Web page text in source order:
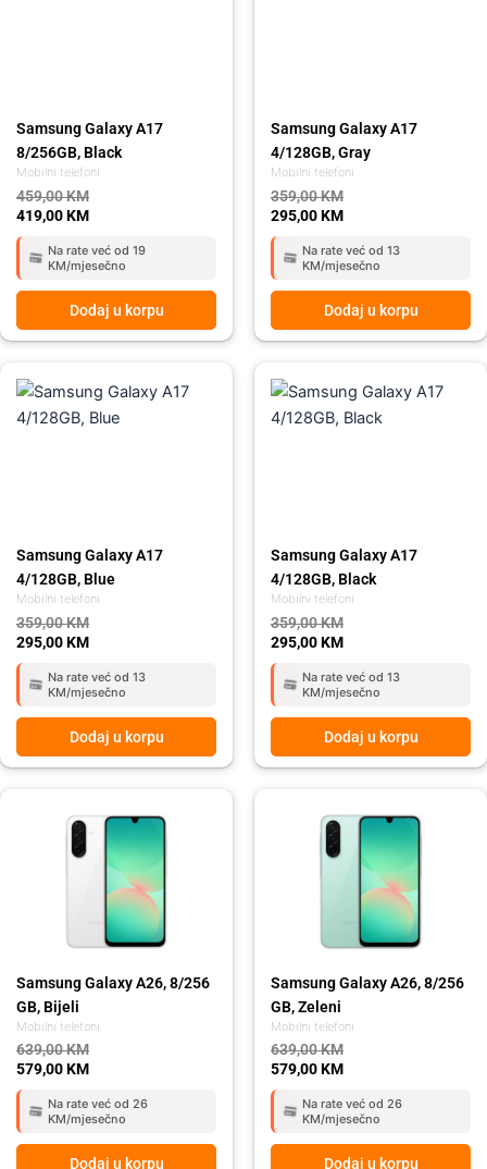
Mobilni telefoni
Samsung Galaxy A17
8/256GB, Black
459,00KM
419,00KM
Na rate već od 19
KM/mjesečno
Dodaj u korpu
Mobilni telefoni
Samsung Galaxy A17
4/128GB, Gray
359,00KM
295,00KM
Na rate već od 13
KM/mjesečno
Dodaj u korpu
Mobilni telefoni
Samsung Galaxy A17
4/128GB, Blue
359,00KM
price
was:
359,00 KM.
295,00KM
price
is:
295,00 KM.
Na rate već od 13
KM/mjesečno
Dodaj u korpu
Mobilni telefoni
Samsung Galaxy A17
4/128GB, Black
359,00KM
price
was:
359,00 KM.
295,00KM
price
is:
295,00 KM.
Na rate već od 13
KM/mjesečno
Dodaj u korpu
Mobilni telefoni
Samsung Galaxy A26, 8/256
GB, Bijeli
639,00KM
639,00 KM.
579,00KM
579,00 KM.
Na rate već od 26
KM/mjesečno
Dodaj u korpu
Mobilni telefoni
Samsung Galaxy A26, 8/256
GB, Zeleni
639,00KM
639,00 KM.
579,00KM
579,00 KM.
Na rate već od 26
KM/mjesečno
Dodaj u korpu